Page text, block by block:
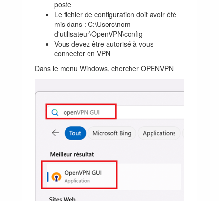
poste
Le fichier de configuration doit avoir été
mis dans : C:\Users\nom
d'utilisateur\OpenVPN\config
Vous devez être autorisé à vous
connecter en VPN
Dans le menu Windows, chercher OPENVPN